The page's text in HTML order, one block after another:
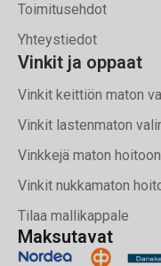
Maksutavat
Toimitusehdot
Yhteystiedot
Vinkit ja oppaat
Vinkit keittiön maton
Vinkit lastenmaton
Vinkkejä maton hoitoon
Vinkit nukkamaton
Tilaa mallikappale